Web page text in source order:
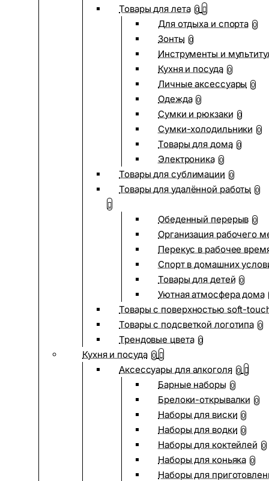
Товары для лета 0
Для отдыха и спорта 0
Зонты 0
Инструменты и
Кухня и посуда 0
Личные аксессуары 0
Одежда 0
Сумки и рюкзаки 0
Сумки-холодильники 0
Товары для дома 0
Электроника 0
Товары для сублимации 0
Товары для удалённой работы 0
Обеденный перерыв 0
Организация рабочего
Перекус в рабочее
Спорт в домашних
Товары для детей 0
Уютная атмосфера дома
Товары с поверхностью soft-
Товары с подсветкой логотипа 0
Трендовые цвета 0
Кухня и посуда 0
Аксессуары для алкоголя 0
Барные наборы 0
Брелоки-открывалки 0
Наборы для виски 0
Наборы для водки 0
Наборы для коктейлей 0
Наборы для коньяка 0
Наборы для